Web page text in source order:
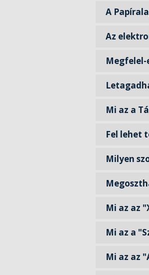
A
Az
Megfelel-
Mi az a
Fel lehet
Milyen
Mi az az
Mi az a
Mi az az